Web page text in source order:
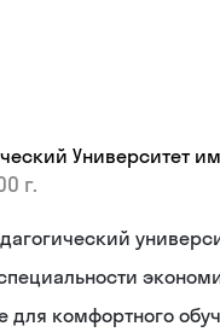
Университет
г.
комфортного